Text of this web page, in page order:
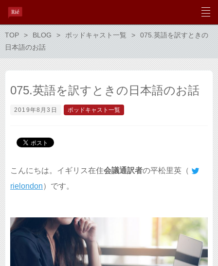
TOP BLOG ポッドキャスト一覧
075.英語を訳すときの
日本語のお話
075.英語を訳すときの日本語のお話
2019年8月3日 ポッドキャスト一覧
こんにちは。イギリス在住会議通訳者の平松里英（
rielondon）です。